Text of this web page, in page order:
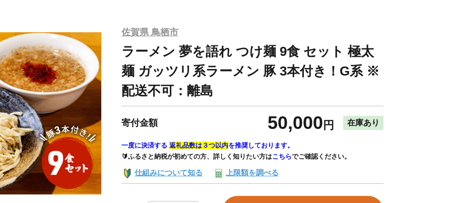
佐賀県 鳥栖市
ラーメン 夢を語れ つけ麺 9食 セット 極太
麺 ガッツリ系ラーメン 豚 3本付き！G系 ※
配送不可：離島
寄付金額 50,000 円 在庫あり
一度に決済する 返礼品数は３つ以内を推奨しております。
🔰ふるさと納税が初めての方、詳しく知りたい方はこちらでご確認ください。
仕組みについて知る 上限額を調べる